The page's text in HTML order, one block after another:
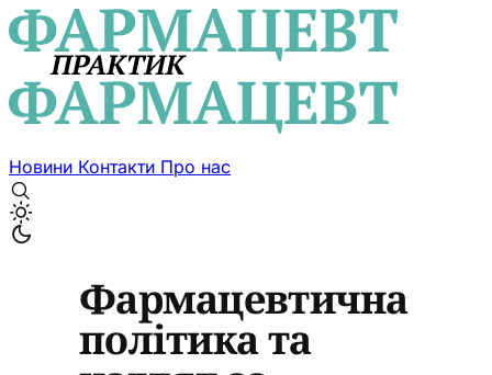
Новини Контакти Про нас
Фармацевтична
політика та